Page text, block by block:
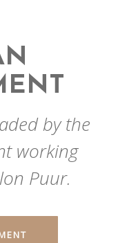
by the
working
Puur.